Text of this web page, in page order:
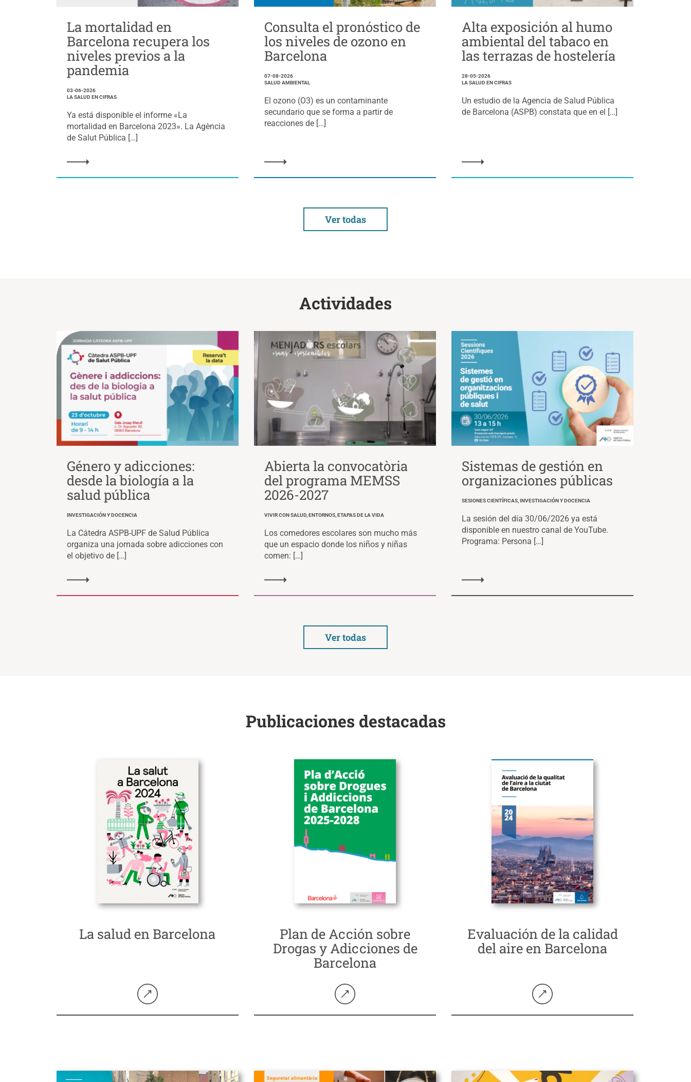
La mortalidad en
Barcelona recupera los
niveles previos a la
pandemia
03-06-2026
LA SALUD EN CIFRAS
Ya está disponible el informe «La
mortalidad en Barcelona 2023». La Agència
de Salut Pública […]
Consulta el pronóstico de
los niveles de ozono en
Barcelona
07-08-2026
SALUD AMBIENTAL
El ozono (O3) es un contaminante
secundario que se forma a partir de
reacciones de […]
Alta exposición al humo
ambiental del tabaco en
las terrazas de hostelería
28-05-2026
LA SALUD EN CIFRAS
Un estudio de la Agencia de Salud Pública
de Barcelona (ASPB) constata que en el […]
Ver todas
Actividades
Género y adicciones:
desde la biología a la
salud pública
INVESTIGACIÓN Y DOCENCIA
La Cátedra ASPB-UPF de Salud Pública
organiza una jornada sobre adicciones con
el objetivo de […]
Abierta la convocatòria
del programa MEMSS
2026-2027
VIVIR CON SALUD, ENTORNOS, ETAPAS DE LA VIDA
Los comedores escolares son mucho más
que un espacio donde los niños y niñas
comen: […]
Sistemas de gestión en
organizaciones públicas
SESIONES CIENTÍFICAS, INVESTIGACIÓN Y DOCENCIA
La sesión del día 30/06/2026 ya está
disponible en nuestro canal de YouTube.
Programa: Persona […]
Ver todas
Publicaciones destacadas
La salud en Barcelona
Plan de Acción sobre
Drogas y Adicciones de
Barcelona
Evaluación de la calidad
del aire en Barcelona